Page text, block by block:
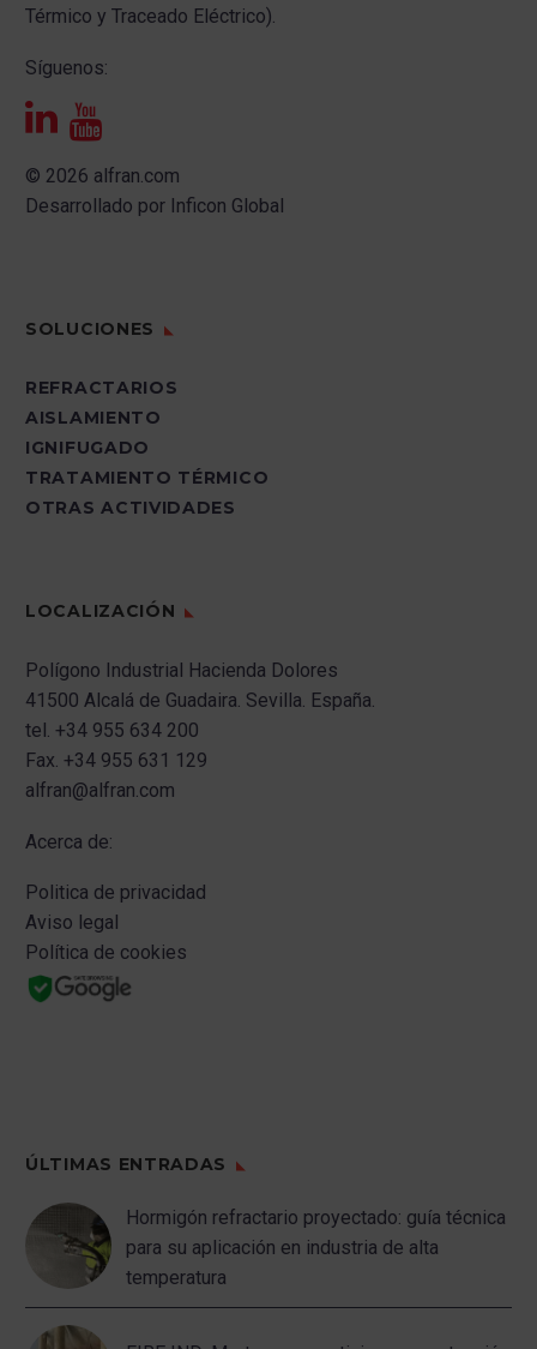
Térmico y Traceado Eléctrico).
Síguenos:
© 2026 alfran.com
Desarrollado por Inficon Global
SOLUCIONES
REFRACTARIOS
AISLAMIENTO
IGNIFUGADO
TRATAMIENTO TÉRMICO
OTRAS ACTIVIDADES
LOCALIZACIÓN
Polígono Industrial Hacienda Dolores
41500 Alcalá de Guadaira. Sevilla. España.
tel. +34 955 634 200
Fax. +34 955 631 129
alfran@alfran.com
Acerca de:
Politica de privacidad
Aviso legal
Política de cookies
ÚLTIMAS ENTRADAS
Hormigón refractario proyectado: guía técnica
para su aplicación en industria de alta
temperatura